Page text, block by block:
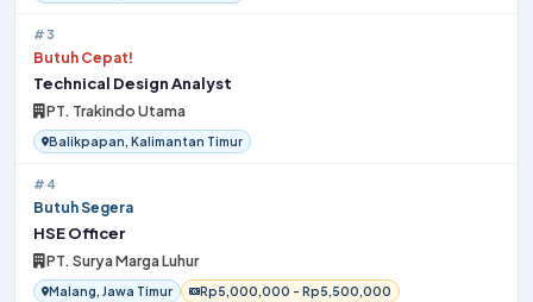
#3
Butuh Cepat!
Technical Design Analyst
PT. Trakindo Utama
Balikpapan, Kalimantan Timur
#4
Butuh Segera
HSE Officer
PT. Surya Marga Luhur
Malang, Jawa Timur Rp5,000,000 - Rp5,500,000